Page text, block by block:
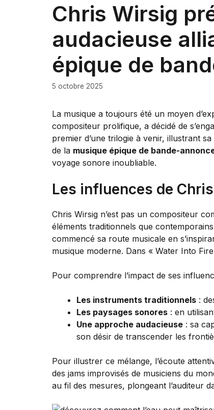
Chris Wirsig
audacieuse
épique de
5 octobre 2025
La musique a toujours été un moyen
compositeur prolifique, a décidé de
premier d’une trilogie à venir, illustrant
de la musique épique de bande-
voyage sonore inoubliable.
Les influences de
Chris Wirsig n’est pas un compositeur
éléments traditionnels que
commencé sa route musicale en
musique moderne. Dans « Water Into
Pour comprendre l’impact de ses
Les instruments traditionnels :
Les paysages sonores : en
Une approche audacieuse : sa
son désir de transcender les
Pour illustrer ce mélange, l’écoute
des jams improvisés de musiciens du
au fil des mesures, plongeant l’auditeur